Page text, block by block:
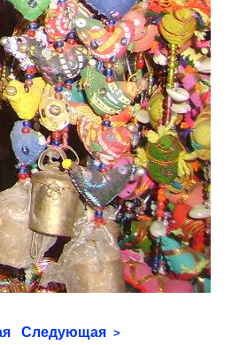
Следующая >